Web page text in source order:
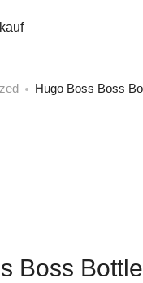
Hugo Boss Boss
Boss